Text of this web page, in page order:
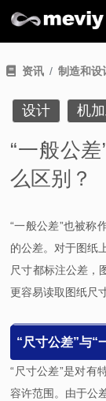
资讯 制造和设
设计 机
“一般公
么区别？
“一般公差”也被称
的公差。对于图纸
尺寸都标注公差，
更容易读取图纸尺
“尺寸公差”与“
“尺寸公差”是对有
容许范围。由于公